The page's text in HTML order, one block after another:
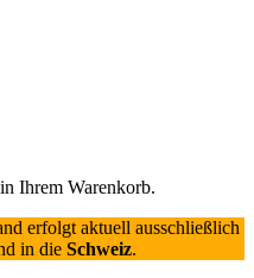
Ihrem Warenkorb.
erfolgt aktuell ausschließlich
in die Schweiz.